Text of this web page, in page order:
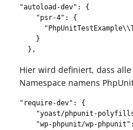
"autoload-dev": {
  },
Hier wird definiert, dass
Namespace namens
"require-dev": {